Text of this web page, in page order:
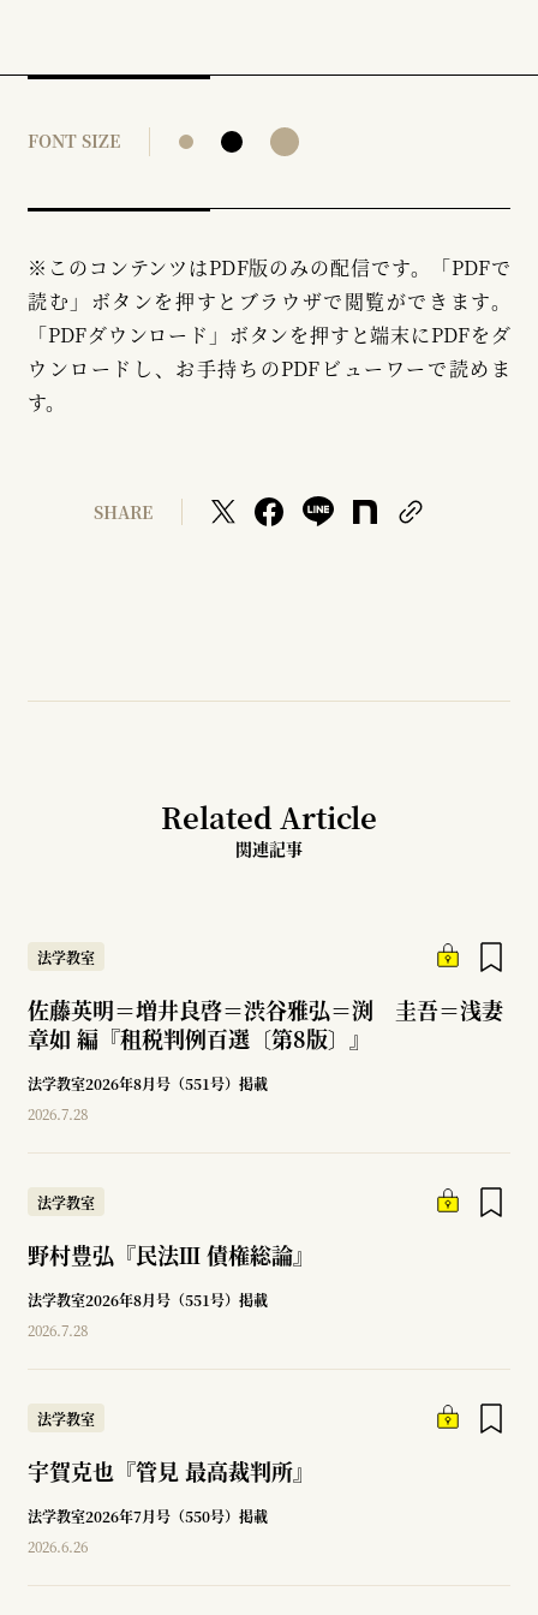
FONT SIZE
※このコンテンツはPDF版のみの配信です。「PDFで
読む」ボタンを押すとブラウザで閲覧ができます。
「PDFダウンロード」ボタンを押すと端末にPDFをダ
ウンロードし、お手持ちのPDFビューワーで読めま
す。
SHARE
Related Article
関連記事
法学教室
佐藤英明＝増井良啓＝渋谷雅弘＝渕 圭吾＝浅妻
章如 編『租税判例百選〔第8版〕』
法学教室2026年8月号（551号）掲載
2026.7.28
法学教室
野村豊弘『民法Ⅲ 債権総論』
法学教室2026年8月号（551号）掲載
2026.7.28
法学教室
宇賀克也『管見 最高裁判所』
法学教室2026年7月号（550号）掲載
2026.6.26